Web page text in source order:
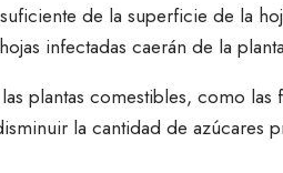
de la superficie de la
infectadas caerán de la
las plantas comestibles, como las
la cantidad de azúcares